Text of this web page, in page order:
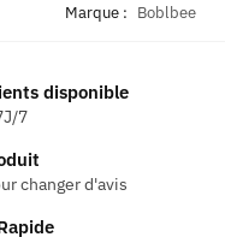
Marque : Boblbee
disponible
7
changer d'avis